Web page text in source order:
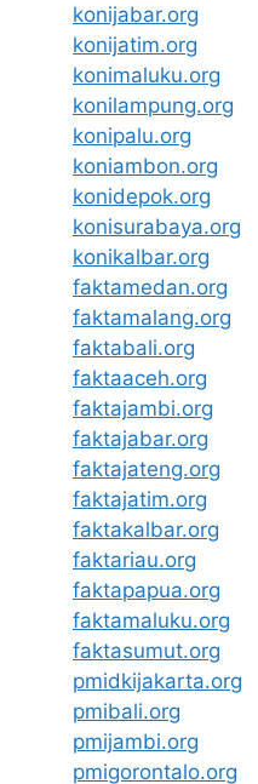
konijabar.org
konijatim.org
konimaluku.org
konilampung.org
konipalu.org
koniambon.org
konidepok.org
konisurabaya.org
konikalbar.org
faktamedan.org
faktamalang.org
faktabali.org
faktaaceh.org
faktajambi.org
faktajabar.org
faktajateng.org
faktajatim.org
faktakalbar.org
faktariau.org
faktapapua.org
faktamaluku.org
faktasumut.org
pmidkijakarta.org
pmibali.org
pmijambi.org
pmigorontalo.org